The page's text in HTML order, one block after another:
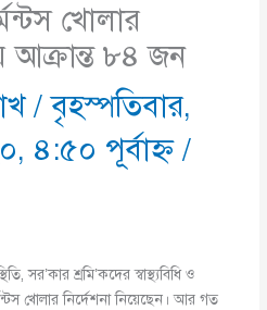
খোলার
আক্রান্ত ৮৪ জন
/বৃহস্পতিবার,
৪:৫০ পূর্বাহ্ণ/
সর’কার শ্রমি’কদের স্বাস্থ্যবিধি ও
খোলার নির্দেশনা নিয়েছেন। আর গত